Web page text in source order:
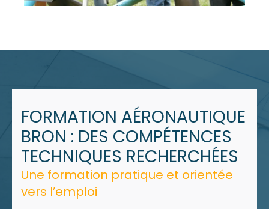
FORMATION AÉRONAUTIQUE
BRON : DES COMPÉTENCES
TECHNIQUES RECHERCHÉES
Une formation pratique et orientée
vers l’emploi